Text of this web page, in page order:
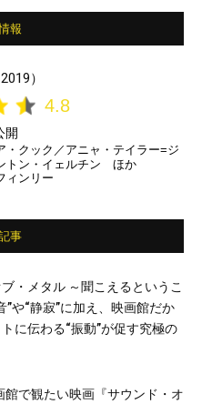
報
）
4.8
開
・クック／アニャ・テイラー=ジ
トン・イェルチン ほか
ィンリー
事
ブ・メタル ～聞こえるというこ
”や“静寂”に加え、映画館だか
に伝わる“振動”が促す究極の
館で観たい映画『サウンド・オ